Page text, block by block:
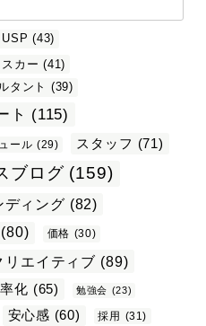
USP (43)
カー (41)
タント (39)
ト (115)
ール (29) スタッフ (71)
ブログ (159)
ディング (82)
(80) 価格 (30)
リエイティブ (89)
化 (65) 勉強会 (23)
安心感 (60) 採用 (31)